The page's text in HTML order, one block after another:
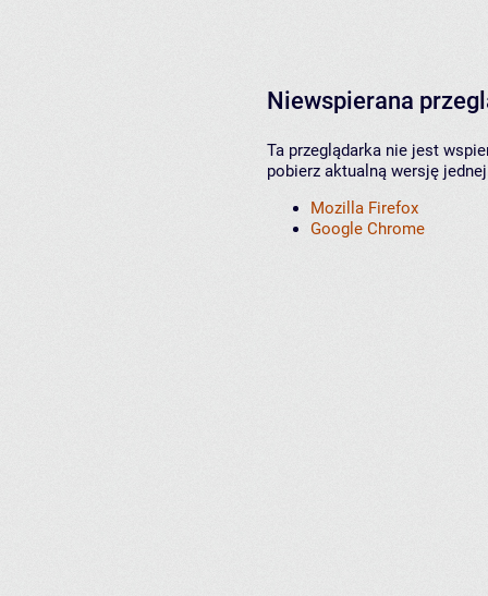
Niewspierana
Ta przeglądarka nie jest
pobierz aktualną wersję
Mozilla Firefox
Google Chrome